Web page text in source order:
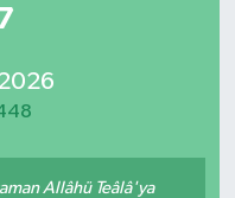
Allâhü Teâlâ'ya